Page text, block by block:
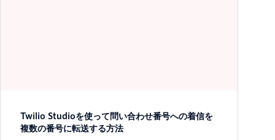
Twilio Studioを使って問い合わせ番号への着信を
複数の番号に転送する方法